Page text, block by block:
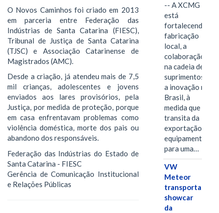
O Novos Caminhos foi criado em 2013
em parceria entre Federação das
Indústrias de Santa Catarina (FIESC),
Tribunal de Justiça de Santa Catarina
(TJSC) e Associação Catarinense de
Magistrados (AMC).
Desde a criação, já atendeu mais de 7,5
mil crianças, adolescentes e jovens
enviados aos lares provisórios, pela
Justiça, por medida de proteção, porque
em casa enfrentavam problemas como
violência doméstica, morte dos pais ou
abandono dos responsáveis.
Federação das Indústrias do Estado de
Santa Catarina - FIESC
Gerência de Comunicação Institucional
e Relações Públicas
-- A XCMG
está
fortalecendo a
fabricação
local, a
colaboração
na cadeia de
suprimentos e
a inovação no
Brasil, à
medida que
transita da
exportação de
equipamentos
para uma…
VW
Meteor
transporta
showcar
da